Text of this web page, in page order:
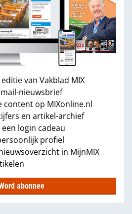
van Vakblad MIX
nieuwsbrief
content op MIXonline.nl
en artikel-archief
login cadeau
profiel
in MijnMIX
abonnee